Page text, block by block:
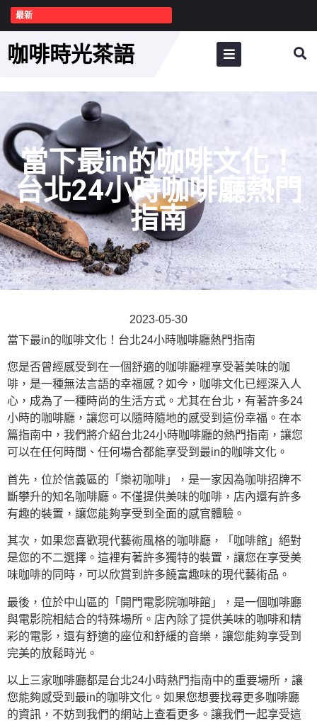
最新
咖啡時光茶語
當下最in的咖啡文化！
台北24小時咖啡廳熱門
指南
2023-05-30
當下最in的咖啡文化！台北24小時咖啡廳熱門指南
您是否曾經感受到在一個舒適的咖啡廳裡享受著美味的咖
啡，是一種無法言語的幸福感？如今，咖啡文化已經深入人
心，成為了一種時尚的生活方式。尤其在台北，有著許多24
小時的咖啡廳，讓您可以隨時隨地的感受到這份幸福。在本
篇指南中，我們將介紹台北24小時咖啡廳的熱門指南，讓您
可以在任何時間、任何場合都能享受到最in的咖啡文化。
首先，位於信義區的「樂初咖啡」，是一家因為咖啡招牌不
斷攀升的知名咖啡廳。不僅提供美味的咖啡，店內還有許多
有趣的裝置，讓您能夠享受到全面的感官體驗。
其次，如果您喜歡現代藝術風格的咖啡廳，「咖啡館」絕對
是您的不二選擇。這裡有著許多獨特的裝置，讓您在享受美
味咖啡的同時，可以欣賞到許多饒富趣味的現代藝術品。
最後，位於中山區的「開門電影院咖啡館」，是一個咖啡廳
與電影院相結合的特殊場所。店內除了提供美味的咖啡和精
彩的電影，還有舒適的座位和舒緩的音樂，讓您能夠享受到
完美的放鬆時光。
以上三家咖啡廳都是台北24小時熱門指南中的重要場所，讓
您能夠感受到最in的咖啡文化。如果您想要找尋更多咖啡廳
的資訊，不妨到我們的網站上查看更多。讓我們一起享受這